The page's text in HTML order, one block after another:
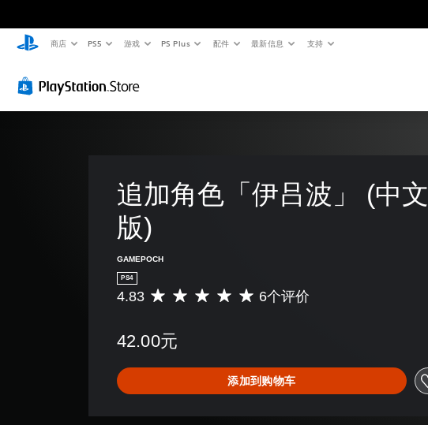
商店 PS5 游戏 PS Plus 配件 最新信息 支持
追加角色「伊吕波」 (中文
版)
GAMEPOCH
PS4
平
价
.
8
颗
4.83 6个评价
42.00元
添加到购物车